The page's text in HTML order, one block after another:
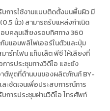
บการใช้งานแบบติดตั้งบนพื้นผิว มี
นิ้ว) สามารถรับแหล่งกำเนิด
อบคลุมเสียงรอบทิศทาง 360
บแอมพลิไฟเออร์ในตัวและปุ่ม
าร์ทโฟน แท็บเล็ต พีซี ให้เสียงที่
ารประชุมทางวิดีโอ และยัง
าต์พุตที่ด้านบนของผลิตภัณฑ์ BY-
ะชัดเจนเพื่อประสบการณ์การ
การประชุมผ่านวิดีโอ โทรศัพท์